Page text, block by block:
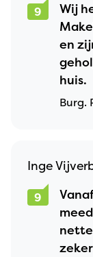
9
Wij
en
huis.
Burg.
Inge
9